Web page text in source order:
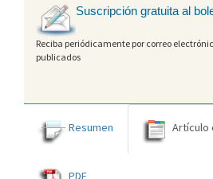
Suscripción gratuita al
Reciba periódicamente por correo
publicados
Resumen Artículo
PDF